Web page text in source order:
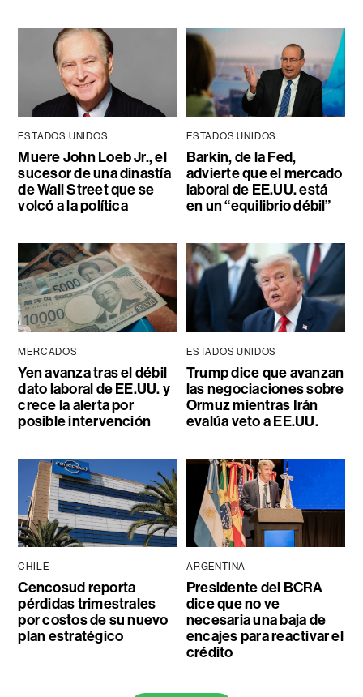
ESTADOS UNIDOS
Muere John Loeb Jr., el
sucesor de una dinastía
de Wall Street que se
volcó a la política
ESTADOS UNIDOS
Barkin, de la Fed,
advierte que el mercado
laboral de EE.UU. está
en un “equilibrio débil”
MERCADOS
Yen avanza tras el débil
dato laboral de EE.UU. y
crece la alerta por
posible intervención
ESTADOS UNIDOS
Trump dice que avanzan
las negociaciones sobre
Ormuz mientras Irán
evalúa veto a EE.UU.
CHILE
Cencosud reporta
pérdidas trimestrales
por costos de su nuevo
plan estratégico
ARGENTINA
Presidente del BCRA
dice que no ve
necesaria una baja de
encajes para reactivar el
crédito